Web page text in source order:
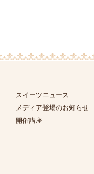
スイーツニュース
メディア登場のお知らせ
開催講座